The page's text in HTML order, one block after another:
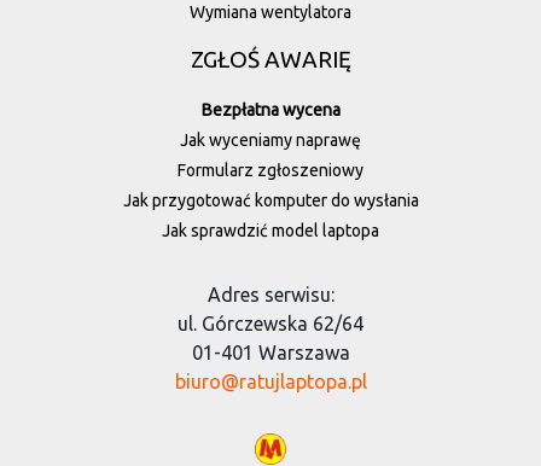
Wymiana wentylatora
ZGŁOŚ AWARIĘ
Bezpłatna wycena
Jak wyceniamy naprawę
Formularz zgłoszeniowy
Jak przygotować komputer do wysłania
Jak sprawdzić model laptopa
Adres serwisu:
ul. Górczewska 62/64
01-401 Warszawa
biuro@ratujlaptopa.pl